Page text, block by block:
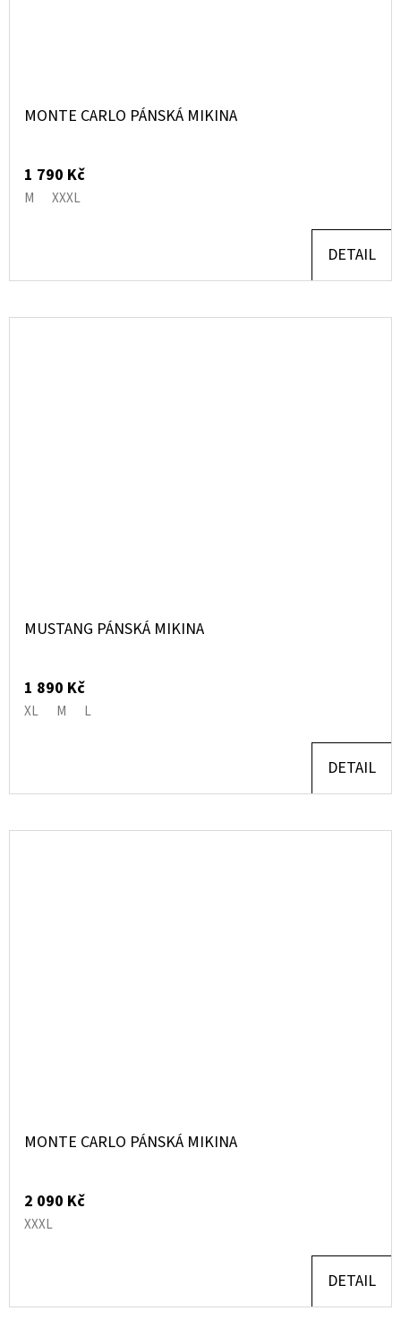
MONTE CARLO PÁNSKÁ MIKINA
1 790 Kč
M XXXL
DETAIL
MUSTANG PÁNSKÁ MIKINA
1 890 Kč
XL M L
DETAIL
MONTE CARLO PÁNSKÁ MIKINA
2 090 Kč
XXXL
DETAIL